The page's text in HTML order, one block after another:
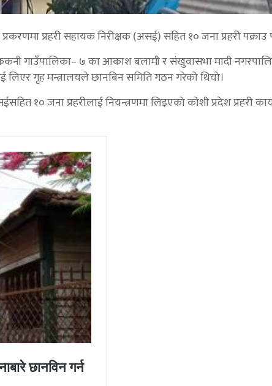
प्रहरी सहायक निरीक्षक (असई) सहित १० जना प्रहरी
गाउँपालिका– ७ का आकाश बलामी र संखुवासभा मादी
लिएर गृह मन्त्रालयले छानबिन समिति गठन गरेको थियो।
१० जना प्रहरीलाई नियन्त्रणमा लिइएको कोशी प्रदेश प्रहरी